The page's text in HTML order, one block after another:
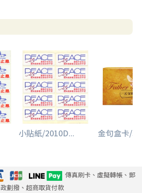
小貼紙/2010D... 金句盒卡/
傳真刷卡、虛擬轉帳、郵
政劃撥、超商取貨付款